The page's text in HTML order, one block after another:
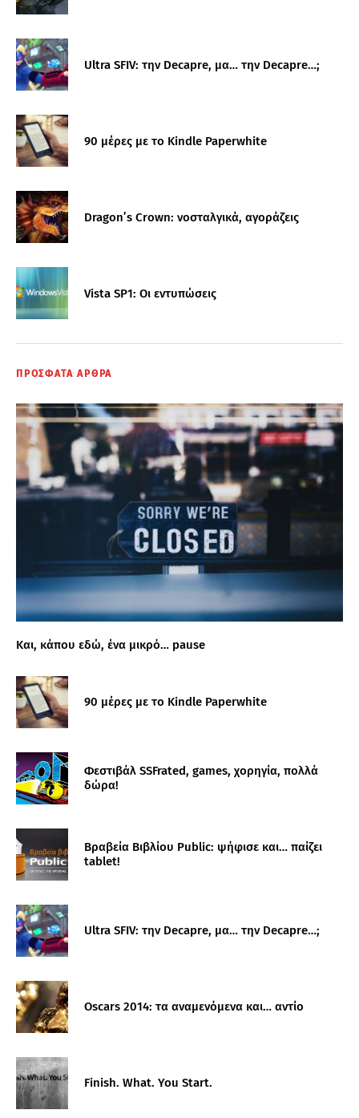
Ultra SFIV: την Decapre, μα… την Decapre…;
90 μέρες με το Kindle Paperwhite
Dragon’s Crown: νοσταλγικά, αγοράζεις
Vista SP1: Οι εντυπώσεις
ΠΡΟΣΦΑΤΑ ΑΡΘΡΑ
Και, κάπου εδώ, ένα μικρό… pause
90 μέρες με το Kindle Paperwhite
Φεστιβάλ SSFrated, games, χορηγία, πολλά
δώρα!
Βραβεία Βιβλίου Public: ψήφισε και… παίζει
tablet!
Ultra SFIV: την Decapre, μα… την Decapre…;
Oscars 2014: τα αναμενόμενα και… αντίο
Finish. What. You Start.